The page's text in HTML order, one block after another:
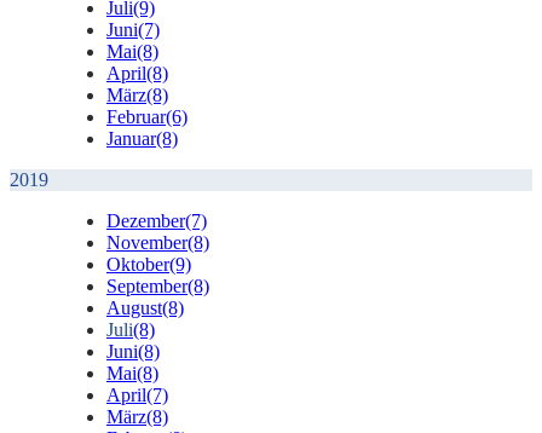
Juli(9)
Juni(7)
Mai(8)
April(8)
März(8)
Februar(6)
Januar(8)
2019
Dezember(7)
November(8)
Oktober(9)
September(8)
August(8)
Juli(8)
Juni(8)
Mai(8)
April(7)
März(8)